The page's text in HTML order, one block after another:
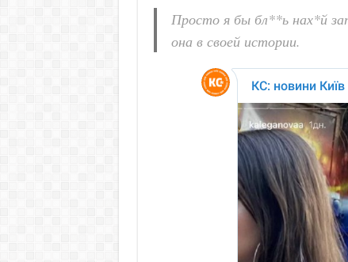
Просто я бы бл**ь нах*й
она в своей истории.